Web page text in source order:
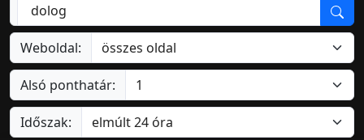
Weboldal:
Alsó ponthatár:
Időszak: